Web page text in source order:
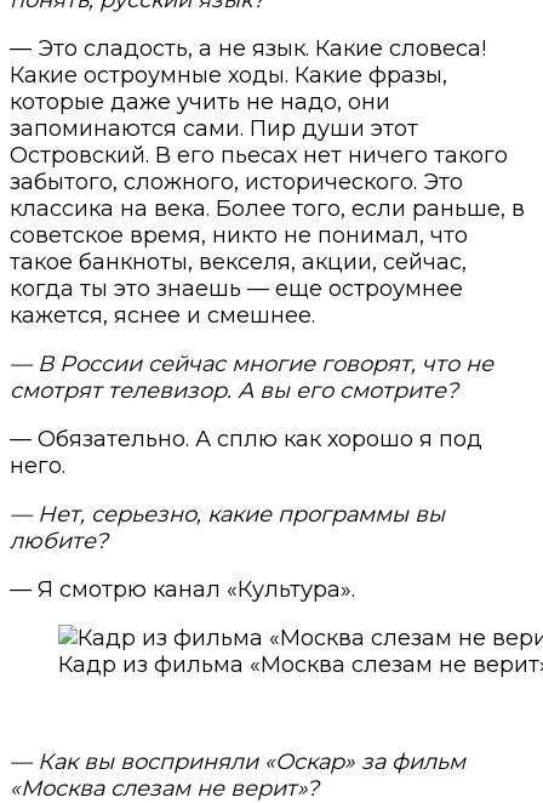
— Это сладость, а не язык. Какие словеса!
Какие остроумные ходы. Какие фразы,
которые даже учить не надо, они
запоминаются сами. Пир души этот
Островский. В его пьесах нет ничего такого
забытого, сложного, исторического. Это
классика на века. Более того, если раньше, в
советское время, никто не понимал, что
такое банкноты, векселя, акции, сейчас,
когда ты это знаешь — еще остроумнее
кажется, яснее и смешнее.
— В России сейчас многие говорят, что не
смотрят телевизор. А вы его смотрите?
— Обязательно. А сплю как хорошо я под
него.
— Нет, серьезно, какие программы вы
любите?
— Я смотрю канал «Культура».
Кадр из фильма «Москва слезам не
— Как вы восприняли «Оскар» за фильм
«Москва слезам не верит»?